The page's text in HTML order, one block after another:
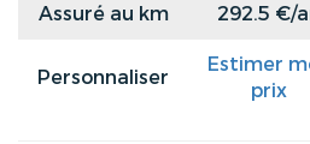
Assuré au km 292.5 €/
Personnaliser
Estimer
prix